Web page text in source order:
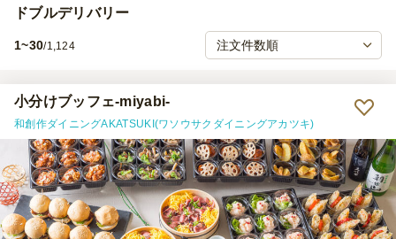
ドブルデリバリー
1~30/1,124
小分けブッフェ-miyabi-
和創作ダイニングAKATSUKI(ワソウサクダイニングアカツキ)